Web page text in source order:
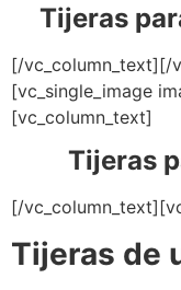
Tijeras
[/vc_column_text][/
[vc_single_image
[vc_column_text]
Tijeras
[/
Tijeras de